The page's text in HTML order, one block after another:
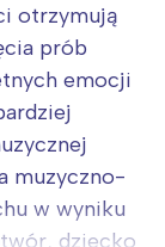
otrzymują
prób
emocji
muzyczno-
w wyniku
dziecko